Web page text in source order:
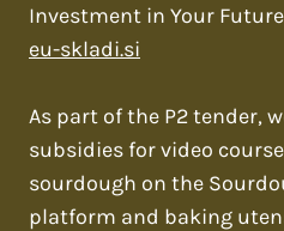
Investment in Your Future
eu-skladi.si
As part of the P2 tender,
subsidies for video
sourdough on the
platform and baking